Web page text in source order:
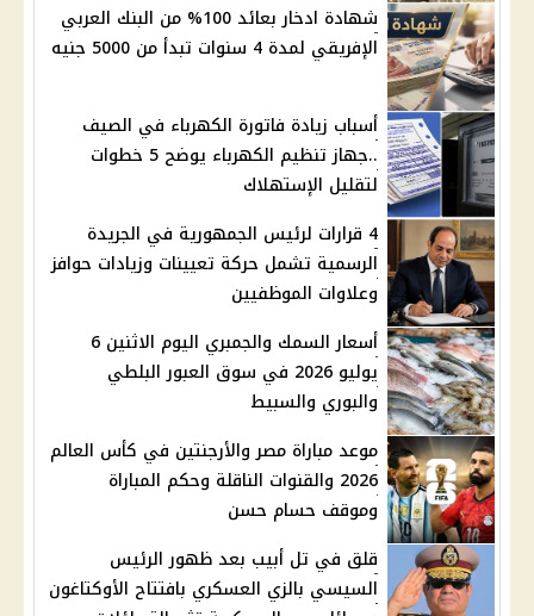
شهادة ادخار بعائد 100% من البنك العربي
الإفريقي لمدة 4 سنوات تبدأ من 5000 جنيه
أسباب زيادة فاتورة الكهرباء في الصيف
..جهاز تنظيم الكهرباء يوضح 5 خطوات
لتقليل الإستهلاك
4 قرارات لرئيس الجمهورية في الجريدة
الرسمية تشمل حركة تعيينات وزيادات حوافز
وعلاوات الموظفيين
أسعار السمك والجمبري اليوم الاثنين 6
يوليو 2026 في سوق العبور البلطي
والبوري والسبيط
موعد مباراة مصر والأرجنتين في كأس العالم
2026 والقنوات الناقلة وحكم المباراة
وموقف حسام حسن
قلق في تل أبيب بعد ظهور الرئيس
السيسي بالزي العسكري بافتتاح الأوكتاغون